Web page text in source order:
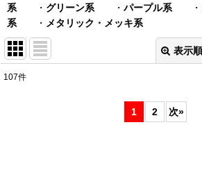
系 ・ グリーン系 ・ パープル系 ・
系 ・ メタリック・メッキ系
表示
107件
1 2 次»